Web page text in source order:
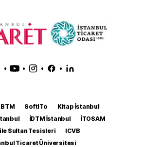
• • • •
BTM SoftITo
Kitap İstanbul
İDTM İstanbul
İTOSAM
Sultan Tesisleri
ICVB
Ticaret Üniversitesi